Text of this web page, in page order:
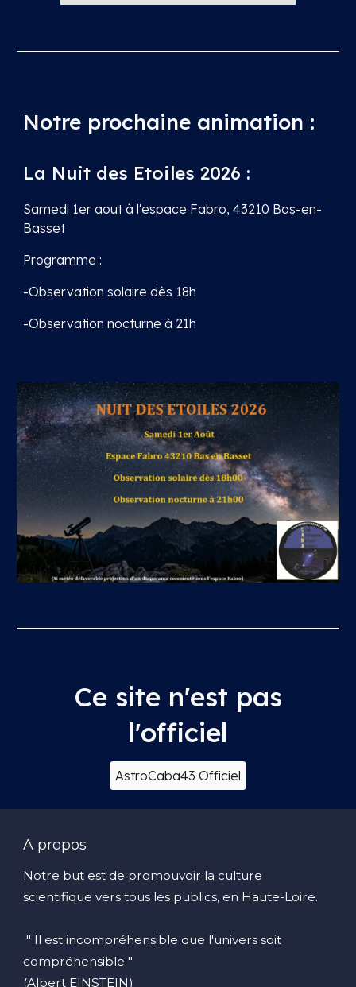
Notre prochaine animation :
La Nuit des Etoiles 2026 :
Samedi 1er aout à l'espace Fabro, 43210 Bas-en-
Basset
Programme :
-Observation solaire dès 18h
-Observation nocturne à 21h
Ce site n'est pas
l'officiel
AstroCaba43 Officiel
A propos
Notre but est de promouvoir la culture
scientifique vers tous les publics, en Haute-Loire.
" Il est incompréhensible que l'univers soit
compréhensible "
(Albert EINSTEIN)